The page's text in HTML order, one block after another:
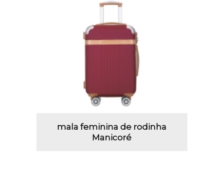
mala feminina de rodinha
Manicoré